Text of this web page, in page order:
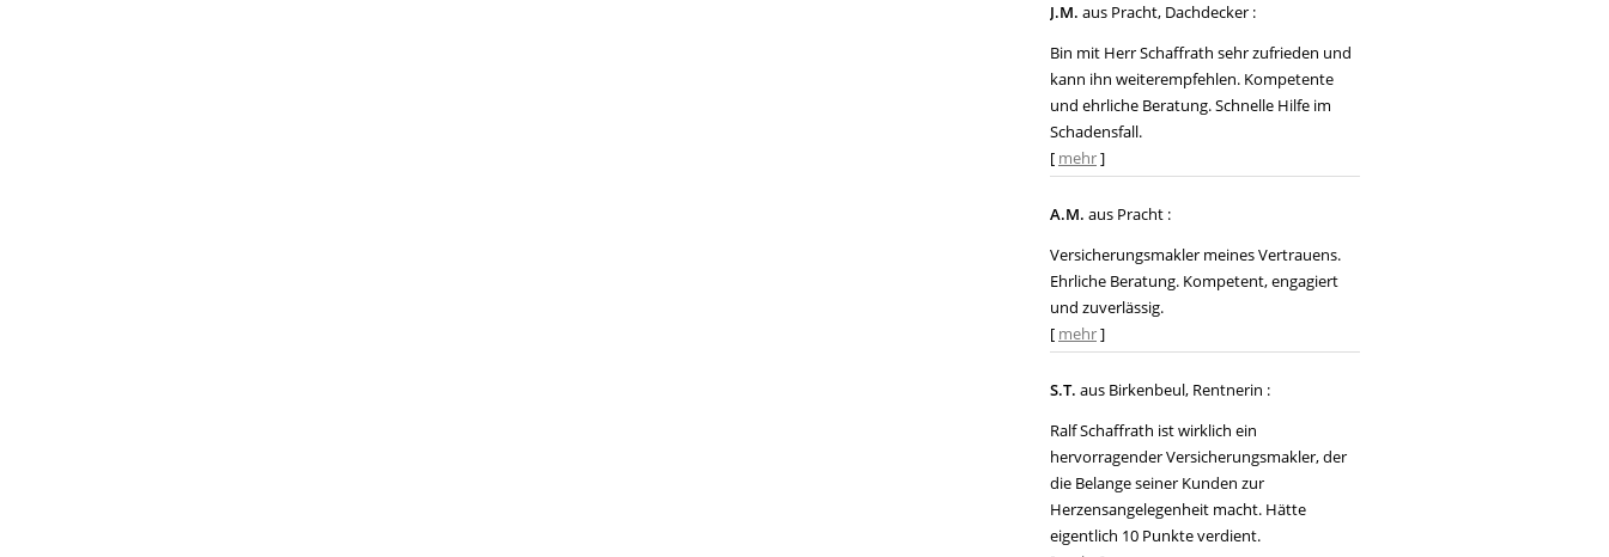
J.M. aus Pracht, Dachdecker :
Bin mit Herr Schaffrath sehr zufrieden und
kann ihn weiterempfehlen. Kompetente
und ehrliche Beratung. Schnelle Hilfe im
Schadensfall.
[ mehr]
A.M. aus Pracht :
Versicherungsmakler meines Vertrauens.
Ehrliche Beratung. Kompetent, engagiert
und zuverlässig.
[ mehr]
S.T. aus Birkenbeul, Rentnerin :
Ralf Schaffrath ist wirklich ein
hervorragender Versicherungsmakler, der
die Belange seiner Kunden zur
Herzensangelegenheit macht. Hätte
eigentlich 10 Punkte verdient.